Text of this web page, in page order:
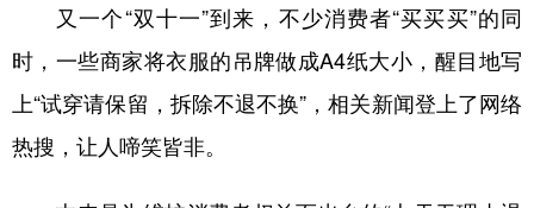
访谈 视频 图片 政务
法律 中央文件 金融 汽车
食品 人居 信息化 数字经济
学术中国 乡村振兴
又一个“双十一”到来，不少消费者“买买买”的同
时，一些商家将衣服的吊牌做成A4纸大小，醒目地写
上“试穿请保留，拆除不退不换”，相关新闻登上了网络
热搜，让人啼笑皆非。